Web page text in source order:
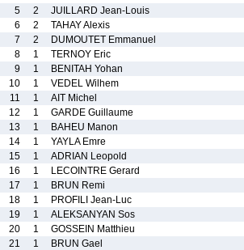
5
2
JUILLARD Jean-Louis
6
2
TAHAY Alexis
7
2
DUMOUTET Emmanuel
8
1
TERNOY Eric
9
1
BENITAH Yohan
10
1
VEDEL Wilhem
11
1
AIT Michel
12
1
GARDE Guillaume
13
1
BAHEU Manon
14
1
YAYLA Emre
15
1
ADRIAN Leopold
16
1
LECOINTRE Gerard
17
1
BRUN Remi
18
1
PROFILI Jean-Luc
19
1
ALEKSANYAN Sos
20
1
GOSSEIN Matthieu
21
1
BRUN Gael